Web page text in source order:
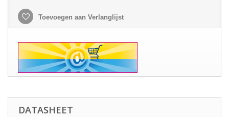
Toevoegen aan Verlanglijst
DATASHEET